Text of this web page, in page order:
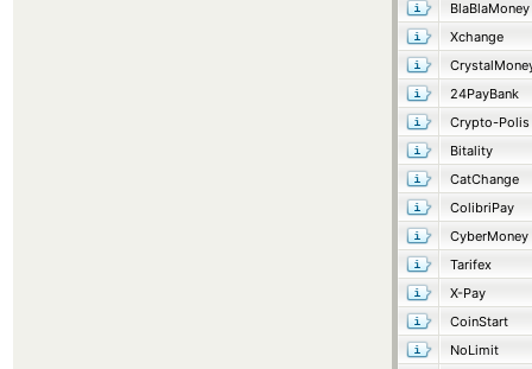
BlaBlaMoney
Xchange
24PayBank
Crypto-Polis
Bitality
CatChange
ColibriPay
CyberMoney
Tarifex
X-Pay
CoinStart
NoLimit